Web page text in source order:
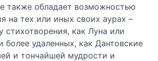
также обладает возможностью
на тех или иных своих аурах –
стихотворения, как Луна или
более удаленных, как Дантовские
и тончайшей мудрости и